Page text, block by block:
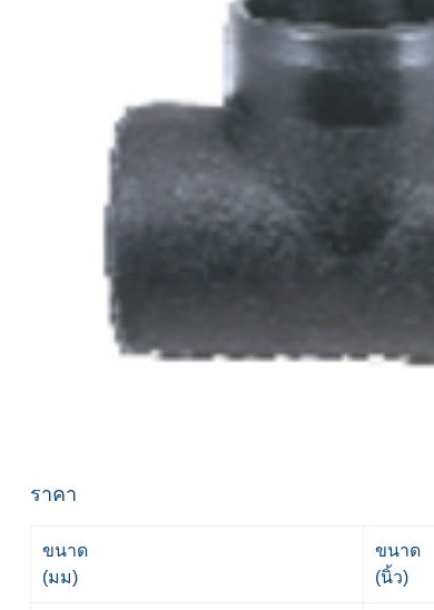
ราคา
ขนาด
(มม)
ขนาด
(นิ้ว)